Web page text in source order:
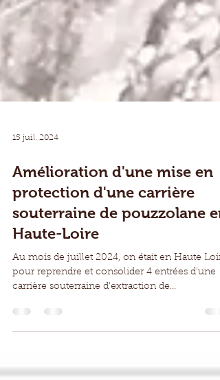
15 juil. 2024
Amélioration d'une mise en
protection d'une carrière
souterraine de pouzzolane en
Haute-Loire
pour reprendre et consolider 4 entrées d'une